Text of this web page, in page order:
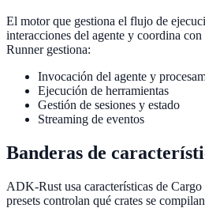
El motor que gestiona el flujo de
interacciones del agente y coordina
Runner gestiona:
Invocación del agente y
Ejecución de herramientas
Gestión de sesiones y estado
Streaming de eventos
Banderas de
ADK-Rust usa características de
presets controlan qué crates se